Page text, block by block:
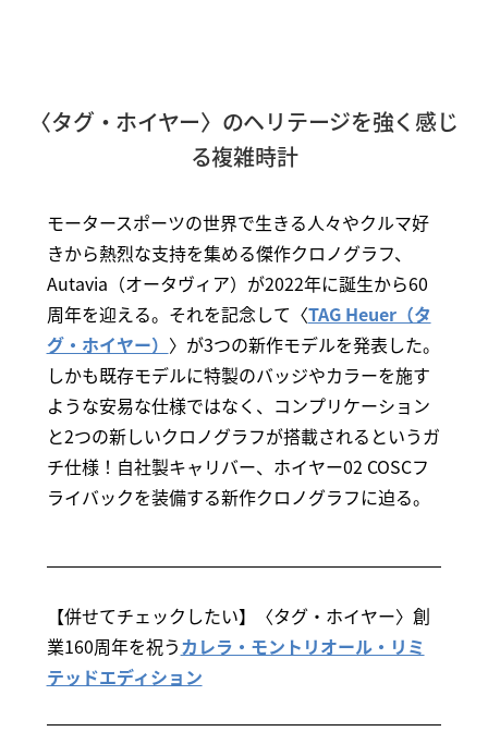
〈タグ・ホイヤー〉のヘリテージを強く感じ
る複雑時計
モータースポーツの世界で生きる人々やクルマ好
きから熱烈な支持を集める傑作クロノグラフ、
Autavia（オータヴィア）が2022年に誕生から60
周年を迎える。それを記念して〈TAG Heuer（タ
グ・ホイヤー） 〉が3つの新作モデルを発表した。
しかも既存モデルに特製のバッジやカラーを施す
ような安易な仕様ではなく、コンプリケーション
と2つの新しいクロノグラフが搭載されるというガ
チ仕様！自社製キャリバー、ホイヤー02 COSCフ
ライバックを装備する新作クロノグラフに迫る。
【併せてチェックしたい】〈タグ・ホイヤー〉創
業160周年を祝うカレラ・モントリオール・リミ
テッドエディション